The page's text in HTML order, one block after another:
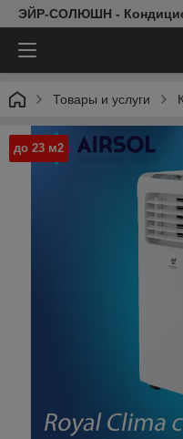
ЭЙР-СОЛЮШН -
Товары и услуги
до 23 м2